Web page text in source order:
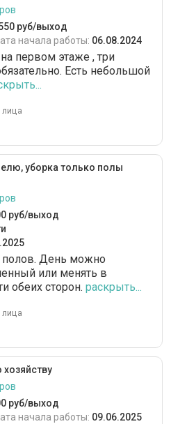
руб/выход
начала работы: 06.08.2024
первом этаже , три
Есть небольшой
лица
уборка только полы
руб/выход
полов. День можно
или менять в
обеих сторон. раскрыть...
лица
руб/выход
начала работы: 09.06.2025